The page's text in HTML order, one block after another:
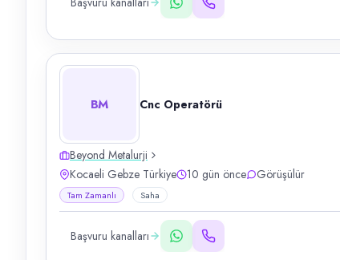
BM Cnc Operatörü
Beyond Metalurji
Kocaeli Gebze Türkiye
10 gün önce Görüşülür
Tam Zamanlı Saha
Başvuru kanalları